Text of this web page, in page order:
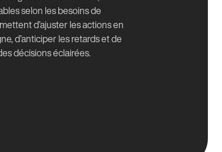
selon les besoins de
d’ajuster les actions en
d’anticiper les retards et de
décisions éclairées.